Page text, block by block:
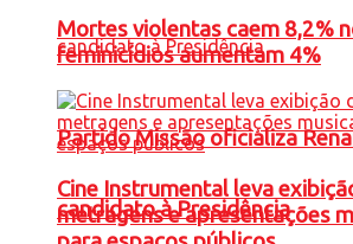
Partido Missão oficializa
candidato à Presidência
Mortes violentas caem 8,2%
feminicídios aumentam 4%
Cine Instrumental leva
metragens e apresentações